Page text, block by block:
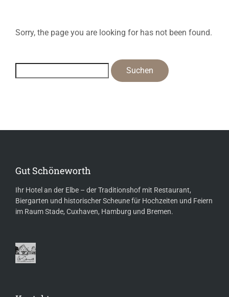
Sorry, the page you are looking for has not been found.
Gut Schöneworth
Ihr Hotel an der Elbe – der Traditionshof mit Restaurant,
Biergarten und historischer Scheune für Hochzeiten und Feiern
im Raum Stade, Cuxhaven, Hamburg und Bremen.